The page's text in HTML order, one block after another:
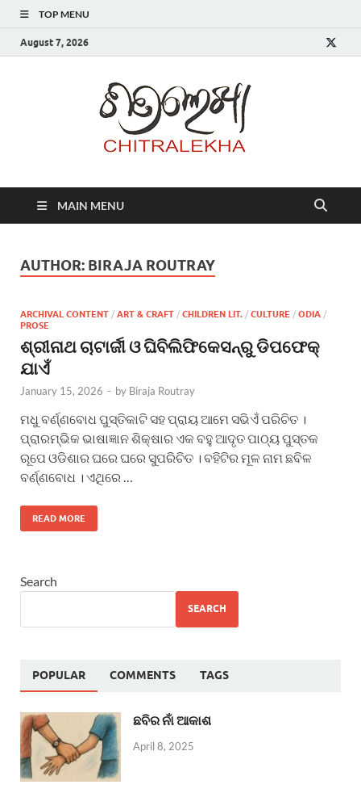
TOP MENU
August 7, 2026
MAIN MENU
AUTHOR: BIRAJA ROUTRAY
ARCHIVAL CONTENT / ART & CRAFT / CHILDREN LIT. / CULTURE / ODIA /
PROSE
ଶ୍ରୀନାଥ ଚାଟାର୍ଜୀ ଓ ଘିବିଲିଫିକେସନ୍‌ରୁ ଡିପଫେକ୍
ଯାଏଁ
January 15, 2026 - by Biraja Routray
ମଧୁ ବର୍ଣ୍ଣବୋଧ ପୁସ୍ତିକାଟି ସହ ପ୍ରାୟ ଆମେ ସଭିଏଁ ପରିଚିତ ।
ପ୍ରାରମ୍ଭିକ ଭାଷାଜ୍ଞାନ ଶିକ୍ଷାର ଏକ ବହୁ ଆଦୃତ ପାଠ୍ୟ ପୁସ୍ତକ
ରୂପେ ଓଡିଶାର ଘରେ ଘରେ ସୁପରିଚିତ । ବହିଟିର ମୂଳ ନାମ ଛବିଳ
ବର୍ଣ୍ଣବୋଧ । ଏଥିରେ …
READ MORE
Search
SEARCH
POPULAR COMMENTS TAGS
ଛବିର ନାଁ ଆକାଶ
April 8, 2025